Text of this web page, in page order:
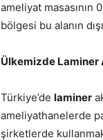
ameliyat masasının
bölgesi bu alanın
Ülkemizde Laminer
Türkiye’de laminer
ameliyathanelerde
şirketlerde